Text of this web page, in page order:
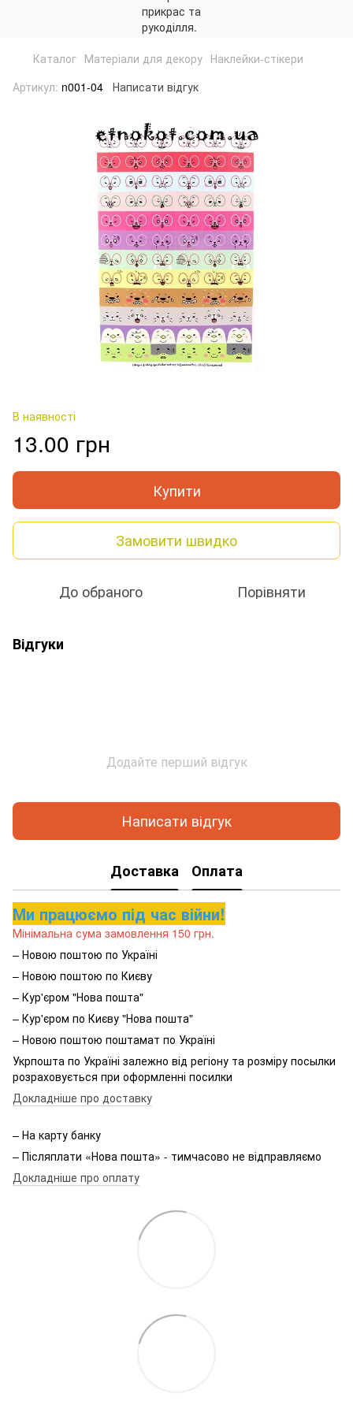
Каталог Матеріали для декору Наклейки-стікери
Артикул: n001-04 Написати відгук
В наявності
13.00 грн
Купити
Замовити швидко
До обраного Порівняти
Відгуки
Додайте перший відгук
Написати відгук
Доставка Оплата
Ми працюємо під час війни!
Мінімальна сума замовлення 150 грн.
– Новою поштою по Україні
– Новою поштою по Києву
– Кур'єром "Нова пошта"
– Кур'єром по Києву "Нова пошта"
– Новою поштою поштамат по Україні
Укрпошта по Україні залежно від регіону та розміру посылки
розраховується при оформленні посилки
Докладніше про доставку
– На карту банку
– Післяплати «Нова пошта» - тимчасово не відправляємо
Докладніше про оплату